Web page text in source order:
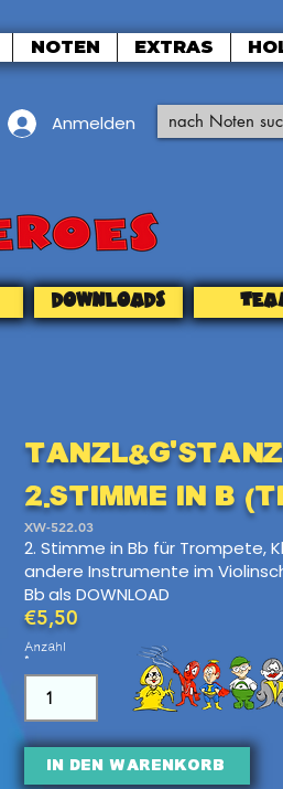
NOTEN EXTRAS
Anmelden
DOWNLOADS
2.Stimme in B
XW-522.03
2. Stimme in Bb für Trompete,
andere Instrumente im
Bbals DOWNLOAD
€5,50
Anzahl
In den Warenkorb